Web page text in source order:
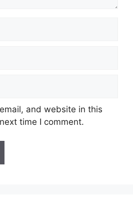
and website in this
time I comment.